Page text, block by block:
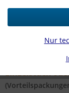
0,86 € *
*inkl. MwSt.zzgl.
1-4 Werktage
#9100 A2 SW | Ø
Einzelstück
Nur